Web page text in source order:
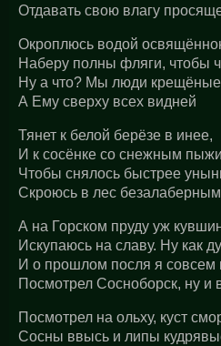
Отдавать свою влагу
Окроплюсь водой
Наберу полны фляги, чтобы
Ну а что? Мы люди
А Ему сверху всех видней
Тянет к белой берёзе в инее,
И к сосёнке со снежным
Чтобы снялось быстрее
Скроюсь в лес
А на Горском пруду уж
Искупаюсь на славу. Ну как
И о прошлом посля я совсем
Посмотрел Сосноборск, ну и
Посмотрел на ольху, куст
Сосны ввысь и липы